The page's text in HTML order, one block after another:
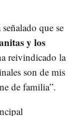
que se
y los
reivindicado la
son de mis
de familia”.